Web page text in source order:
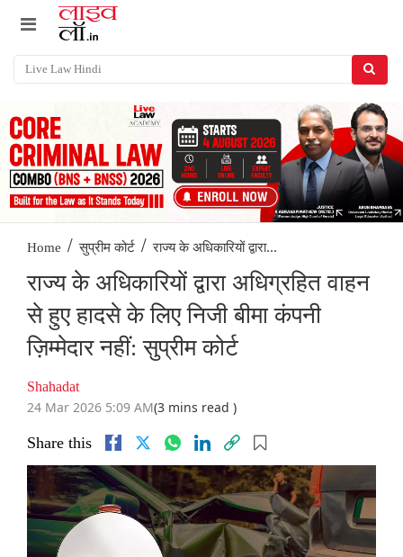
Home / सुप्रीम कोर्ट / राज्य के अधिकारियों द्वारा...
राज्य के अधिकारियों द्वारा अधिग्रहित वाहन
से हुए हादसे के लिए निजी बीमा कंपनी
ज़िम्मेदार नहीं: सुप्रीम कोर्ट
Shahadat
24 Mar 2026 5:09 AM(3 mins read )
Share this